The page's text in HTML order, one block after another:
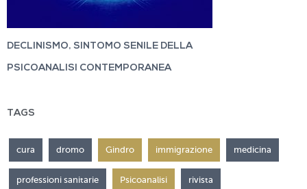
DECLINISMO, SINTOMO SENILE DELLA
PSICOANALISI CONTEMPORANEA
TAGS
cura dromo Gindro immigrazione medicina
professioni sanitarie Psicoanalisi rivista